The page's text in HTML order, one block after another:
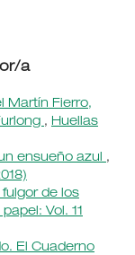
a
Martín Fierro,
, Huellas
ensueño azul ,
de los
Vol. 11
El Cuaderno